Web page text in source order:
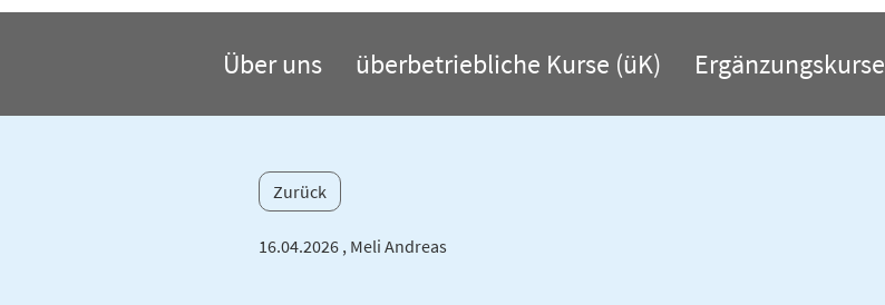
Über uns überbetriebliche Kurse (üK) Ergänzungskurse
Zurück
16.04.2026, Meli Andreas